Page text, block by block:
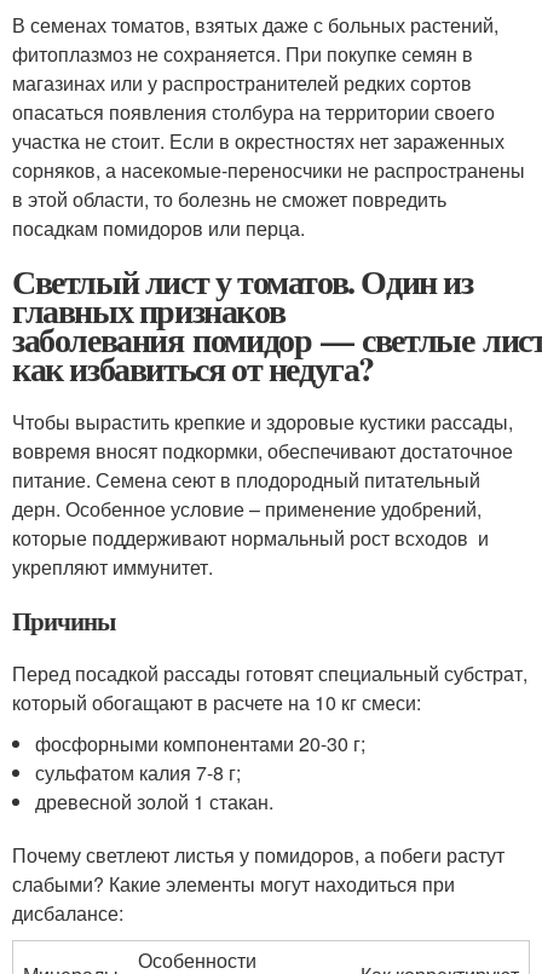
В семенах томатов, взятых даже с больных растений,
фитоплазмоз не сохраняется. При покупке семян в
магазинах или у распространителей редких сортов
опасаться появления столбура на территории своего
участка не стоит. Если в окрестностях нет зараженных
сорняков, а насекомые-переносчики не распространены
в этой области, то болезнь не сможет повредить
посадкам помидоров или перца.
Светлый лист у томатов. Один из
главных признаков
заболевания помидор — светлые
как избавиться от недуга?
Чтобы вырастить крепкие и здоровые кустики рассады,
вовремя вносят подкормки, обеспечивают достаточное
питание. Семена сеют в плодородный питательный
дерн. Особенное условие – применение удобрений,
которые поддерживают нормальный рост всходов и
укрепляют иммунитет.
Причины
Перед посадкой рассады готовят специальный субстрат,
который обогащают в расчете на 10 кг смеси:
фосфорными компонентами 20-30 г;
сульфатом калия 7-8 г;
древесной золой 1 стакан.
Почему светлеют листья у помидоров, а побеги растут
слабыми? Какие элементы могут находиться при
дисбалансе:
Особенности